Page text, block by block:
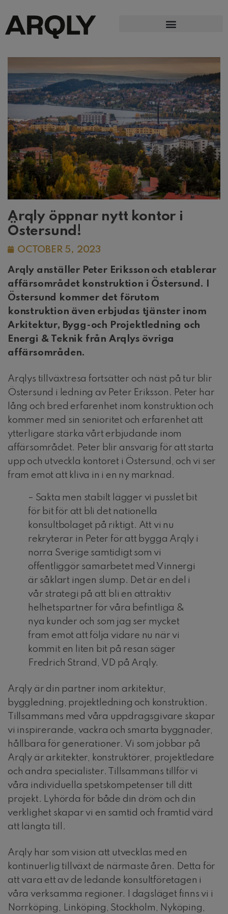
Arqly öppnar nytt kontor i
Östersund!
OCTOBER 5, 2023
Arqly anställer Peter Eriksson och etablerar
affärsområdet konstruktion i Östersund. I
Östersund kommer det förutom
konstruktion även erbjudas tjänster inom
Arkitektur, Bygg-och Projektledning och
Energi & Teknik från Arqlys övriga
affärsområden.
Arqlys tillväxtresa fortsätter och näst på tur blir
Östersund i ledning av Peter Eriksson. Peter har
lång och bred erfarenhet inom konstruktion och
kommer med sin senioritet och erfarenhet att
ytterligare stärka vårt erbjudande inom
affärsområdet. Peter blir ansvarig för att starta
upp och utveckla kontoret i Östersund, och vi ser
fram emot att kliva in i en ny marknad.
– Sakta men stabilt lägger vi pusslet bit
för bit för att bli det nationella
konsultbolaget på riktigt. Att vi nu
rekryterar in Peter för att bygga Arqly i
norra Sverige samtidigt som vi
offentliggör samarbetet med Vinnergi
är såklart ingen slump. Det är en del i
vår strategi på att bli en attraktiv
helhetspartner för våra befintliga &
nya kunder och som jag ser mycket
fram emot att följa vidare nu när vi
kommit en liten bit på resan säger
Fredrich Strand, VD på Arqly.
Arqly är din partner inom arkitektur,
byggledning, projektledning och konstruktion.
Tillsammans med våra uppdragsgivare skapar
vi inspirerande, vackra och smarta byggnader,
hållbara för generationer. Vi som jobbar på
Arqly är arkitekter, konstruktörer, projektledare
och andra specialister. Tillsammans tillför vi
våra individuella spetskompetenser till ditt
projekt. Lyhörda för både din dröm och din
verklighet skapar vi en samtid och framtid värd
att längta till.
Arqly har som vision att utvecklas med en
kontinuerlig tillväxt de närmaste åren. Detta för
att vara ett av de ledande konsultföretagen i
våra verksamma regioner. I dagsläget finns vi i
Norrköping, Linköping, Stockholm, Nyköping,